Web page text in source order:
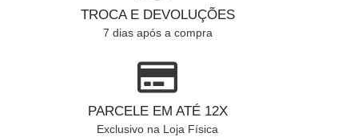
TROCA E DEVOLUÇÕES
7 dias após a compra
PARCELE EM ATÉ 12X
Exclusivo na Loja Física